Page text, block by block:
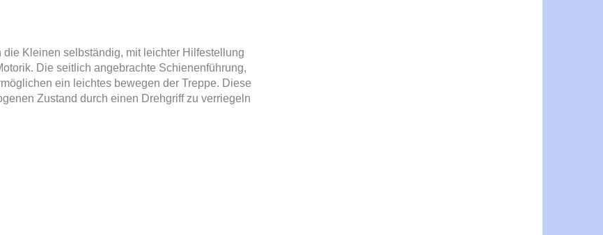
Kleinen selbständig, mit leichter Hilfestellung
Die seitlich angebrachte Schienenführung,
ein leichtes bewegen der Treppe. Diese
Zustand durch einen Drehgriff zu verriegeln